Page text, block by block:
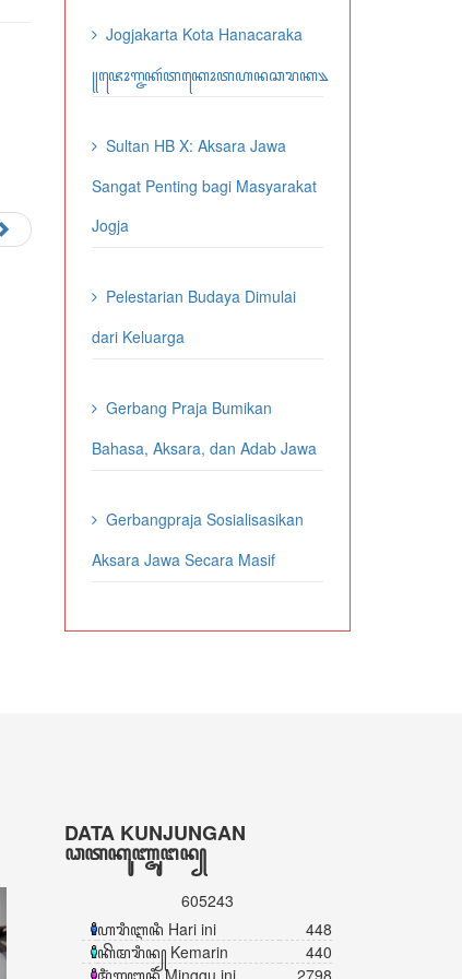
Jogjakarta Kota Hanacaraka
꧋ꦗꦺꦴꦒ꧀ꦗꦏꦂꦠꦏꦺꦴꦠꦲꦤꦕꦫꦏ꧉
Sultan HB X: Aksara Jawa
Sangat Penting bagi Masyarakat
Jogja
Pelestarian Budaya Dimulai
dari Keluarga
Gerbang Praja Bumikan
Bahasa, Aksara, dan Adab Jawa
Gerbangpraja Sosialisasikan
Aksara Jawa Secara Masif
DATA KUNJUNGAN
ꦣꦠꦏꦸꦚ꧀ꦗꦸꦔꦤ꧀
605243
ꦲꦫꦶꦆꦤꦶ Hari ini
448
ꦏꦼꦩꦫꦶꦤ꧀ Kemarin
440
ꦩꦶꦁꦒꦸꦆꦤꦶ Minggu ini
2798